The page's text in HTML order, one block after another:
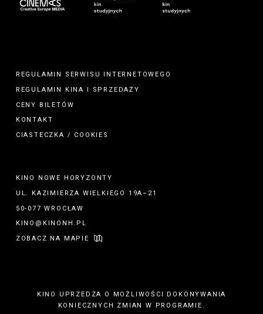
REGULAMIN SERWISU INTERNETOWEGO
REGULAMIN KINA I
SPRZEDAŻY
CENY BILETÓW
KONTAKT
CIASTECZKA / COOKIES
KINO NOWE HORYZONTY
UL. KAZIMIERZA WIELKIEGO 19A–21
50-077 WROCŁAW
KINO@KINONH.PL
ZOBACZ NA MAPIE
KINO UPRZEDZA O MOŻLIWOŚCI DOKONYWANIA
KONIECZNYCH ZMIAN W PROGRAMIE.